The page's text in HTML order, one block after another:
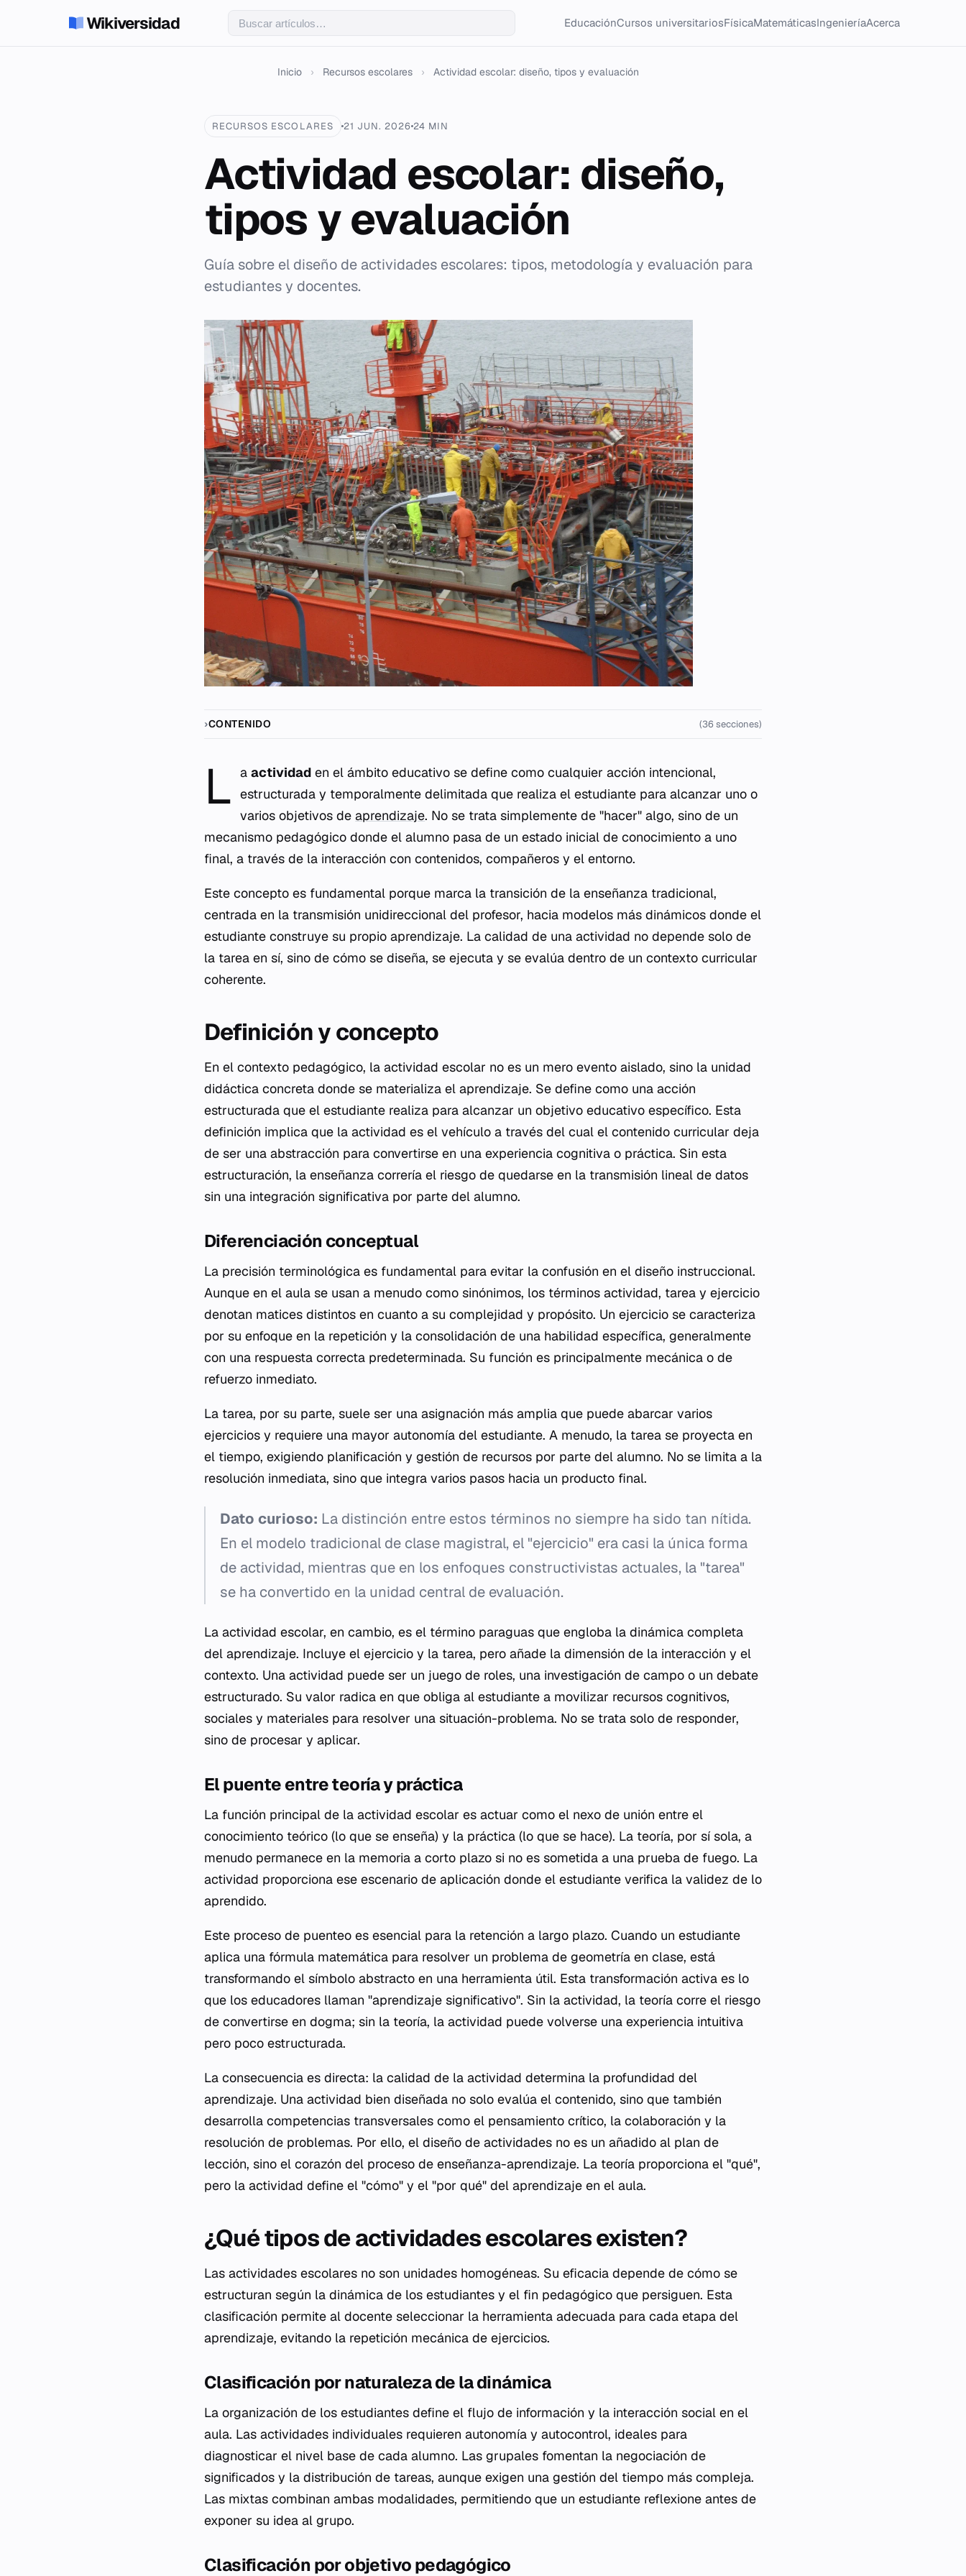
Wikiversidad EducaciónCursos universitariosFísicaMatemáticasIngenieríaAcerca
Inicio › Recursos escolares › Actividad escolar: diseño, tipos y evaluación
RECURSOS ESCOLARES 21 JUN. 202624 MIN
Actividad escolar: diseño,
tipos y evaluación
Guía sobre el diseño de actividades escolares: tipos, metodología y evaluación para
estudiantes y docentes.
CONTENIDO (36 secciones)
L aactividad en el ámbito educativo se define como cualquier acción intencional,
estructurada y temporalmente delimitada que realiza el estudiante para alcanzar uno o
varios objetivos deaprendizaje. No se trata simplemente de "hacer" algo, sino de un
mecanismo pedagógico donde el alumno pasa de un estado inicial de conocimiento a uno
final, a través de la interacción con contenidos, compañeros y el entorno.
Este concepto es fundamental porque marca la transición de la enseñanza tradicional,
centrada en la transmisión unidireccional del profesor, hacia modelos más dinámicos donde el
estudiante construye su propio aprendizaje. La calidad de una actividad no depende solo de
la tarea en sí, sino de cómo se diseña, se ejecuta y se evalúa dentro de un contexto curricular
coherente.
Definición y concepto
En el contexto pedagógico, la actividad escolar no es un mero evento aislado, sino la unidad
didáctica concreta donde se materializa el aprendizaje. Se define como una acción
estructurada que el estudiante realiza para alcanzar un objetivo educativo específico. Esta
definición implica que la actividad es el vehículo a través del cual el contenido curricular deja
de ser una abstracción para convertirse en una experiencia cognitiva o práctica. Sin esta
estructuración, la enseñanza correría el riesgo de quedarse en la transmisión lineal de datos
sin una integración significativa por parte del alumno.
Diferenciación conceptual
La precisión terminológica es fundamental para evitar la confusión en el diseño instruccional.
Aunque en el aula se usan a menudo como sinónimos, los términos actividad, tarea y ejercicio
denotan matices distintos en cuanto a su complejidad y propósito. Un ejercicio se caracteriza
por su enfoque en la repetición y la consolidación de una habilidad específica, generalmente
con una respuesta correcta predeterminada. Su función es principalmente mecánica o de
refuerzo inmediato.
La tarea, por su parte, suele ser una asignación más amplia que puede abarcar varios
ejercicios y requiere una mayor autonomía del estudiante. A menudo, la tarea se proyecta en
el tiempo, exigiendo planificación y gestión de recursos por parte del alumno. No se limita a la
resolución inmediata, sino que integra varios pasos hacia un producto final.
Dato curioso: La distinción entre estos términos no siempre ha sido tan nítida.
En el modelo tradicional de clase magistral, el "ejercicio" era casi la única forma
de actividad, mientras que en los enfoques constructivistas actuales, la "tarea"
se ha convertido en la unidad central de evaluación.
La actividad escolar, en cambio, es el término paraguas que engloba la dinámica completa
del aprendizaje. Incluye el ejercicio y la tarea, pero añade la dimensión de la interacción y el
contexto. Una actividad puede ser un juego de roles, una investigación de campo o un debate
estructurado. Su valor radica en que obliga al estudiante a movilizar recursos cognitivos,
sociales y materiales para resolver una situación-problema. No se trata solo de responder,
sino de procesar y aplicar.
El puente entre teoría y práctica
La función principal de la actividad escolar es actuar como el nexo de unión entre el
conocimiento teórico (lo que se enseña) y la práctica (lo que se hace). La teoría, por sí sola, a
menudo permanece en la memoria a corto plazo si no es sometida a una prueba de fuego. La
actividad proporciona ese escenario de aplicación donde el estudiante verifica la validez de lo
aprendido.
Este proceso de puenteo es esencial para la retención a largo plazo. Cuando un estudiante
aplica una fórmula matemática para resolver un problema de geometría en clase, está
transformando el símbolo abstracto en una herramienta útil. Esta transformación activa es lo
que los educadores llaman "aprendizaje significativo". Sin la actividad, la teoría corre el riesgo
de convertirse en dogma; sin la teoría, la actividad puede volverse una experiencia intuitiva
pero poco estructurada.
La consecuencia es directa: la calidad de la actividad determina la profundidad del
aprendizaje. Una actividad bien diseñada no solo evalúa el contenido, sino que también
desarrolla competencias transversales como el pensamiento crítico, la colaboración y la
resolución de problemas. Por ello, el diseño de actividades no es un añadido al plan de
lección, sino el corazón del proceso de enseñanza-aprendizaje. La teoría proporciona el "qué",
pero la actividad define el "cómo" y el "por qué" del aprendizaje en el aula.
¿Qué tipos de actividades escolares existen?
Las actividades escolares no son unidades homogéneas. Su eficacia depende de cómo se
estructuran según la dinámica de los estudiantes y el fin pedagógico que persiguen. Esta
clasificación permite al docente seleccionar la herramienta adecuada para cada etapa del
aprendizaje, evitando la repetición mecánica de ejercicios.
Clasificación por naturaleza de la dinámica
La organización de los estudiantes define el flujo de información y la interacción social en el
aula. Las actividades individuales requieren autonomía y autocontrol, ideales para
diagnosticar el nivel base de cada alumno. Las grupales fomentan la negociación de
significados y la distribución de tareas, aunque exigen una gestión del tiempo más compleja.
Las mixtas combinan ambas modalidades, permitiendo que un estudiante reflexione antes de
exponer su idea al grupo.
Clasificación por objetivo pedagógico